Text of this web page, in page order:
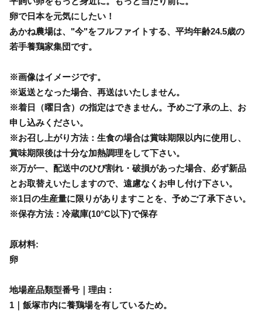
卵で日本を元気にしたい！
あかね農場は、"今"をフルファイトする、平均年齢24.5歳の
若手養鶏家集団です。
※画像はイメージです。
※返送となった場合、再送はいたしません。
※着日（曜日含）の指定はできません。予めご了承の上、お
申し込みください。
※お召し上がり方法：生食の場合は賞味期限以内に使用し、
賞味期限後は十分な加熱調理をして下さい。
※万が一、配送中のひび割れ・破損があった場合、必ず新品
とお取替えいたしますので、遠慮なくお申し付け下さい。
※1日の生産量に限りがありますことを、予めご了承下さい。
※保存方法：冷蔵庫(10°C以下)で保存
原材料:
卵
地場産品類型番号｜理由：
1｜飯塚市内に養鶏場を有しているため。